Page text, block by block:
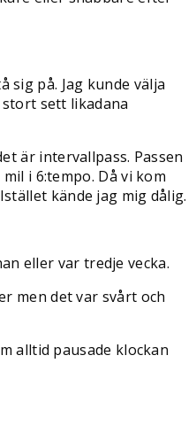
på. Jag kunde välja
sett likadana
är intervallpass. Passen
i 6:tempo. Då vi kom
kände jag mig dålig.
eller var tredje vecka.
men det var svårt och
alltid pausade klockan